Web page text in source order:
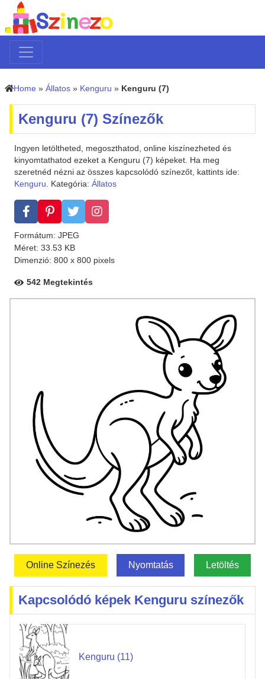
Home » Állatos » Kenguru » Kenguru (7)
Kenguru (7) Színezők
Ingyen letöltheted, megoszthatod, online kiszínezheted és
kinyomtathatod ezeket a Kenguru (7) képeket. Ha meg
szeretnéd nézni az összes kapcsolódó színezőt, kattints ide:
Kenguru. Kategória: Állatos
Formátum: JPEG
Méret: 33.53 KB
Dimenzió: 800 x 800 pixels
542 Megtekintés
Online Színezés Nyomtatás Letöltés
Kapcsolódó képek Kenguru színezők
Kenguru (11)